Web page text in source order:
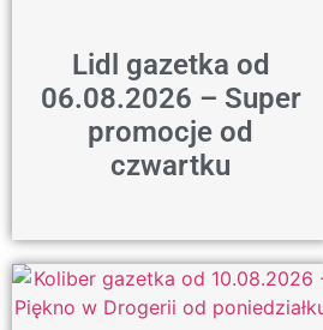
Lidl gazetka od
06.08.2026 – Super
promocje od
czwartku